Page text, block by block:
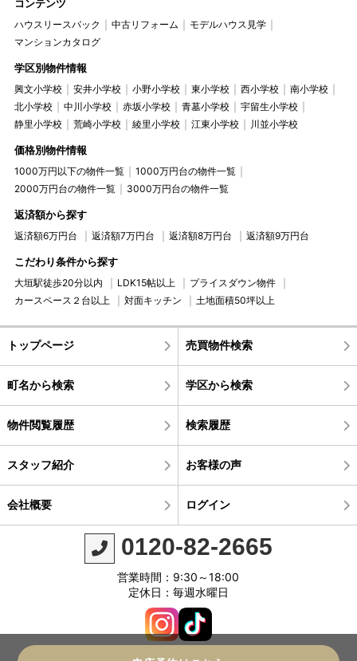
コンテンツ
ハウスリースバック 中古リフォーム
モデルハウス見学
マンションカタログ
学区別物件情報
興文小学校 安井小学校 小野小学校 東小学校 西小学校
南小学校
北小学校
中川小学校 赤坂小学校 青墓小学校
宇留生小学校
静里小学校
荒崎小学校 綾里小学校 江東小学校 川並小学校
価格別物件情報
1000万円以下の物件一覧
1000万円台の物件一覧
2000万円台の物件一覧
3000万円台の物件一覧
返済額から探す
返済額6万円台 返済額7万円台 返済額8万円台 返済額9万円台
こだわり条件から探す
大垣駅徒歩20分以内 LDK15帖以上
プライスダウン物件
カースペース２台以上
対面キッチン 土地面積50坪以上
トップページ 売買物件検索
町名から検索 学区から検索
物件閲覧履歴 検索履歴
スタッフ紹介 お客様の声
会社概要 ログイン
0120-82-2665
営業時間：9:30～18:00
定休日：毎週水曜日